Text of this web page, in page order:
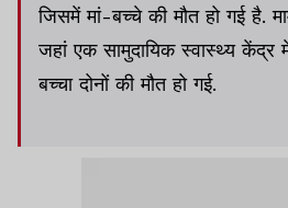
जिसमें मां-बच्चे की मौत हो गई है.
जहां एक सामुदायिक स्वास्थ्य
बच्चा दोनों की मौत हो गई.